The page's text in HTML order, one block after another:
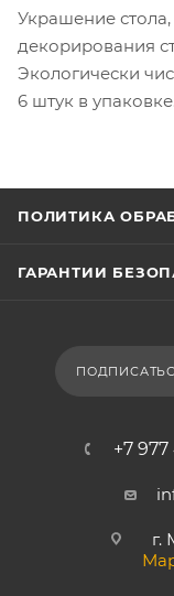
Украшение
декорирования
Экологически
6 штук в
ПОЛИТИКА
ГАРАНТИИ
+7
г.